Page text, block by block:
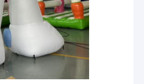
कं, लिमिटेड
पंजीकृत निर्माता है, जो गतिशील inflatable
के साथ है।000m2 का कारखाना एक बड़े
एवं विकास, उत्पादन और बिक्री को एकीकृत
डिजाइनरों को इकट्ठा करती है जो रचनात्मक
शक्ति प्रदान करते हैं,उच्च कुशल सिलाई